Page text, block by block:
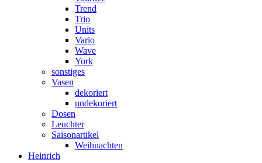
Trend
Trio
Units
Vario
Wave
York
sonstiges
Vasen
dekoriert
undekoriert
Dosen
Leuchter
Saisonartikel
Weihnachten
Heinrich